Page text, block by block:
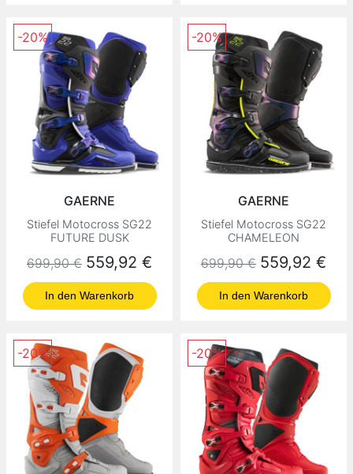
GAERNE
Stiefel Motocross SG22
FUTURE DUSK
Normaler Preis
699,90 € Preis
559,92 €
In den Warenkorb
-20%
GAERNE
Stiefel Motocross SG22
CHAMELEON
Normaler Preis
699,90 € Preis
559,92 €
In den Warenkorb
-20%
-20% -20%